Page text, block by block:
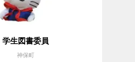
学生図書委員
神保町